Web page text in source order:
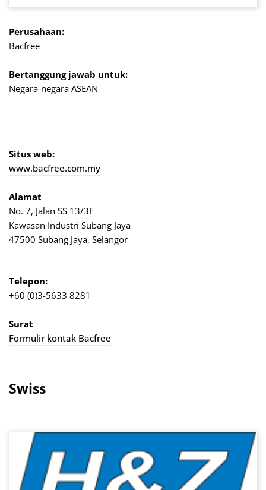
Perusahaan:
Bacfree
Bertanggung jawab untuk:
Negara-negara ASEAN
Situs web:
www.bacfree.com.my
Alamat
No. 7, Jalan SS 13/3F
Kawasan Industri Subang Jaya
47500 Subang Jaya, Selangor
Telepon:
+60 (0)3-5633 8281
Surat
Formulir kontak Bacfree
Swiss
Lewati galeri gambar